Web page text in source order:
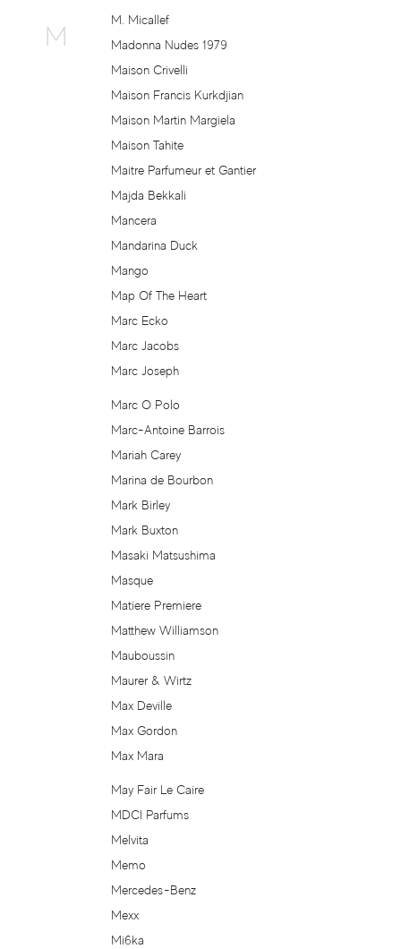
M
M. Micallef
Madonna Nudes 1979
Maison Crivelli
Maison Francis Kurkdjian
Maison Martin Margiela
Maison Tahite
Maitre Parfumeur et Gantier
Majda Bekkali
Mancera
Mandarina Duck
Mango
Map Of The Heart
Marc Ecko
Marc Jacobs
Marc Joseph
Marc O Polo
Marc-Antoine Barrois
Mariah Carey
Marina de Bourbon
Mark Birley
Mark Buxton
Masaki Matsushima
Masque
Matiere Premiere
Matthew Williamson
Mauboussin
Maurer & Wirtz
Max Deville
Max Gordon
Max Mara
May Fair Le Caire
MDCI Parfums
Melvita
Memo
Mercedes-Benz
Mexx
Mi6ka
Gerani
Gian Marco Venturi
Giardino Benessere
Giorgio Armani
Giorgio Beverly Hills
Giulietta Capuleti
Gloria Vanderbilt